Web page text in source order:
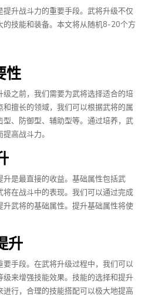
升战斗力的重要手段。武将升级不仅
技能和装备。本文将从随机8-20个方
性
之前，我们需要为武将选择适合的培
擅长的领域，我们可以根据武将的属
、防御型、辅助型等。通过培养，武
高战斗力。
是最直接的收益。基础属性包括武
在战斗中的表现。我们可以通过完成
武将的基础属性。提升基础属性将使
升
手段。在武将升级过程中，我们可以
来增强技能效果。技能的选择和提升
行，合理的技能搭配可以极大地提高